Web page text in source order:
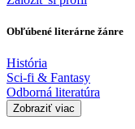
Obľúbené literárne žánre
História
Sci-fi & Fantasy
Odborná literatúra
Zobraziť viac